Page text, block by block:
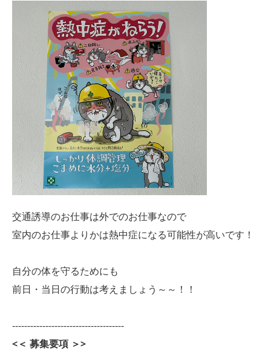
交通誘導のお仕事は外でのお仕事なので
室内のお仕事よりかは熱中症になる可能性が高いです！
自分の体を守るためにも
前日・当日の行動は考えましょう～～！！
-------------------------------------
<＜ 募集要項 ＞>